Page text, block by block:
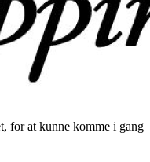
for at kunne komme i gang